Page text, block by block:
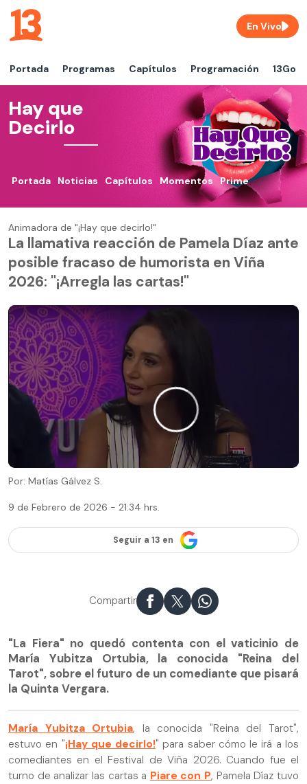
Portada Programas Capítulos Programación 13Go
En Vivo
Hay que
Decirlo
Portada Noticias Capítulos Momentos Prime
Animadora de "¡Hay que decirlo!"
La llamativa reacción de Pamela Díaz ante
posible fracaso de humorista en Viña
2026: "¡Arregla las cartas!"
Por: Matías Gálvez S.
9 de Febrero de 2026 - 21:34 hrs.
Seguir a 13 en
Compartir
"La Fiera" no quedó contenta con el vaticinio de
María Yubitza Ortubia, la conocida "Reina del
Tarot", sobre el futuro de un comediante que pisará
la Quinta Vergara.
María Yubitza Ortubia, la conocida "Reina del Tarot",
estuvo en "¡Hay que decirlo!" para saber cómo le irá a los
comediantes en el Festival de Viña 2026. Cuando fue el
turno de analizar las cartas a Piare con P, Pamela Díaz tuvo